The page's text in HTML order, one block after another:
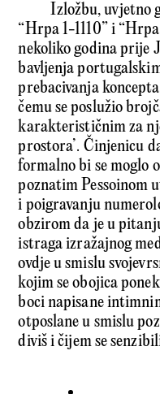
Izložbu, uvjetno
“Hrpa 1-1110” i
nekoliko godina prije
bavljenja
prebacivanja
čemu se poslužio
karakterističnim za
prostora’. Činjenicu
formalno bi se moglo
poznatim Pessoinom
i poigravanju
obzirom da je u
istraga izražajnog
ovdje u smislu
kojim se obojica
boci napisane
otposlane u smislu
diviš i čijem se